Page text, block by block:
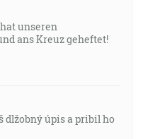
hat unseren
ans Kreuz geheftet!
dlžobný úpis a pribil ho